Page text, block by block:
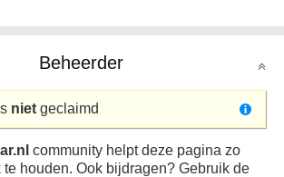
Beheerder
niet geclaimd
community helpt deze pagina zo
houden. Ook bijdragen? Gebruik de